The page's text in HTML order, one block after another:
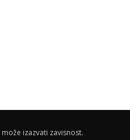
izazvati zavisnost.